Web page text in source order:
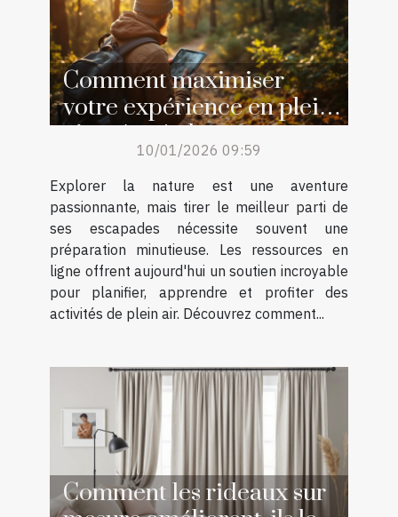
Comment maximiser
votre expérience en plein
air grâce à des ressources
en ligne ?10/01/2026 09:59
Explorer la nature est une aventure
passionnante, mais tirer le meilleur parti de
ses escapades nécessite souvent une
préparation minutieuse. Les ressources en
ligne offrent aujourd'hui un soutien incroyable
pour planifier, apprendre et profiter des
activités de plein air. Découvrez comment...
Comment les rideaux sur